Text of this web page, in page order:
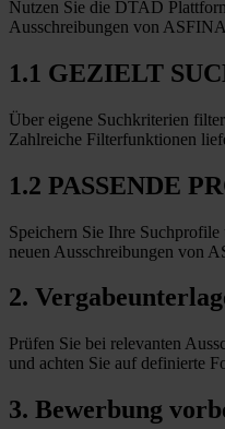
Nutzen Sie die DTAD
Ausschreibungen von
1.1 GEZIELT
Über eigene Suchkriterien
Zahlreiche Filterfunktionen
1.2 PASSENDE
Speichern Sie Ihre
neuen Ausschreibungen von
2.
Prüfen Sie bei relevanten
und achten Sie auf definierte
3. Bewerbung